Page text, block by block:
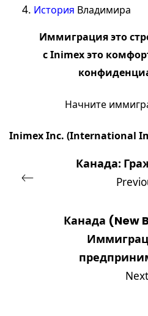
История Владимира
Иммиграция это
сInimexэто
Начните
Inimex Inc. (International
Канада:
Канада (New
Next